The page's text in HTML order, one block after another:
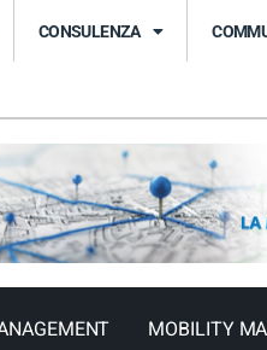
CONSULENZA
MOBILITY